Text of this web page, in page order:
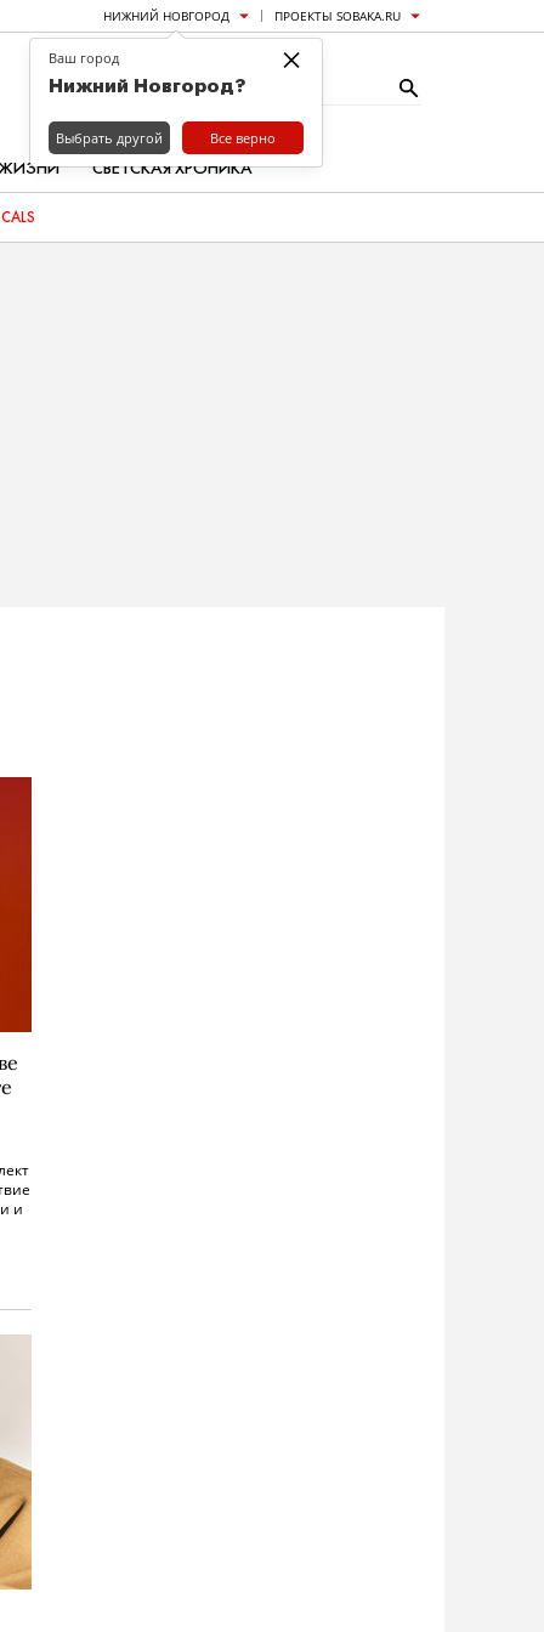
НИЖНИЙ НОВГОРОД ПРОЕКТЫ SOBAKA.RU
СВЕТСКАЯ ХРОНИКА
и
×
Ваш город
Нижний Новгород?
Выбрать другой Все верно